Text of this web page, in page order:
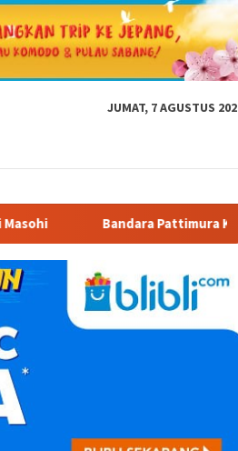
JUMAT, 7 AGUSTUS
Pattimura Kenalkan Dunia